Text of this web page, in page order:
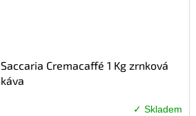
Saccaria Cremacaffé 1 Kg zrnková
káva
✓ Skladem